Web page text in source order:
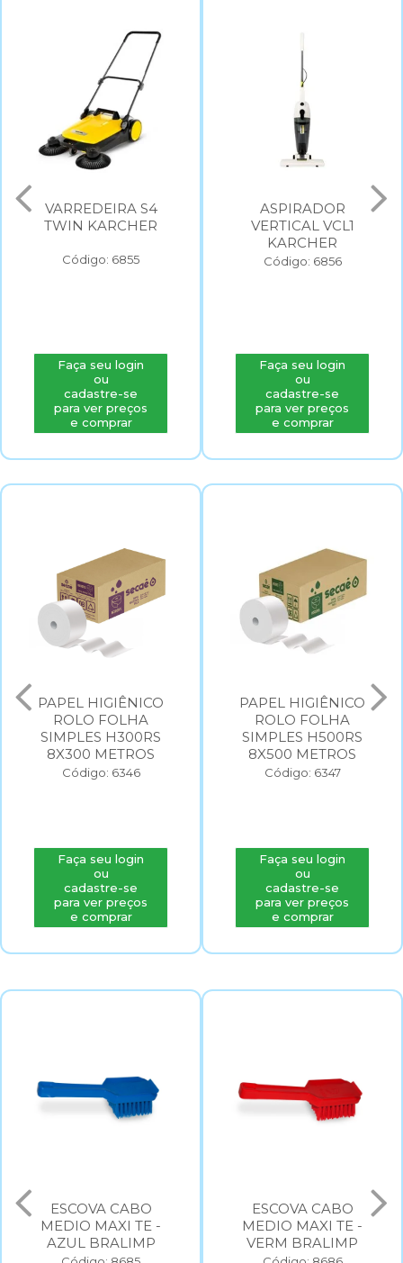
VARREDEIRA S4
TWIN KARCHER
Código: 6855
Faça seu login
ou
cadastre-se
para ver preços
e comprar
ASPIRADOR
VERTICAL VCL1
KARCHER
Código: 6856
Faça seu login
ou
cadastre-se
para ver preços
e comprar
PAPEL HIGIÊNICO
ROLO FOLHA
SIMPLES H300RS
8X300 METROS
Código: 6346
Faça seu login
ou
cadastre-se
para ver preços
e comprar
PAPEL HIGIÊNICO
ROLO FOLHA
SIMPLES H500RS
8X500 METROS
Código: 6347
Faça seu login
ou
cadastre-se
para ver preços
e comprar
ESCOVA CABO
MEDIO MAXI TE -
AZUL BRALIMP
ESCOVA CABO
MEDIO MAXI TE -
VERM BRALIMP